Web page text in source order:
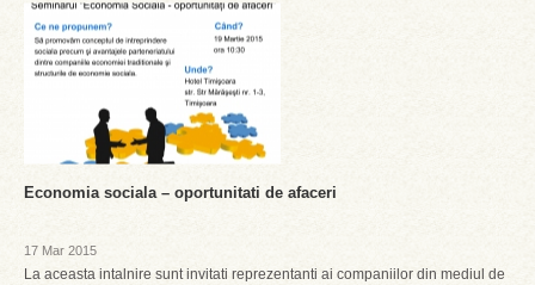
Economia sociala – oportunitati de afaceri
17 Mar 2015
La aceasta intalnire sunt invitati reprezentanti ai companiilor din mediul de